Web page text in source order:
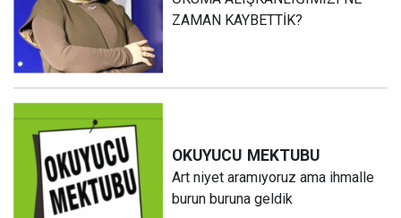
ZAMAN KAYBETTİK?
OKUYUCU MEKTUBU
Art niyet aramıyoruz ama ihmalle
burun buruna geldik